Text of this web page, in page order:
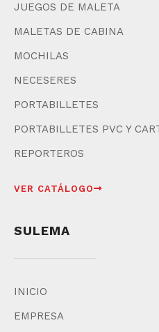
JUEGOS DE MALETA
MALETAS DE CABINA
MOCHILAS
NECESERES
PORTABILLETES
PORTABILLETES PVC Y
REPORTEROS
VER CATÁLOGO
SULEMA
INICIO
EMPRESA